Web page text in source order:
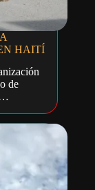
HAITÍ
de